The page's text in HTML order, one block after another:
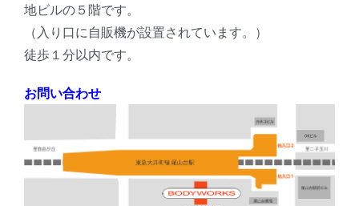
地ビルの５階です。
（入り口に自販機が設置されています。）
徒歩１分以内です。
お問い合わせ